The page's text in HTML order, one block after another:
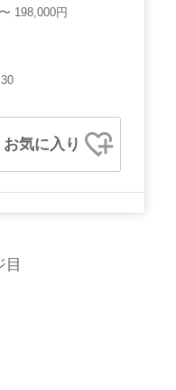
198,000円
お気に入り
目